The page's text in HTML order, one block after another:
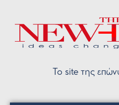
Το site της